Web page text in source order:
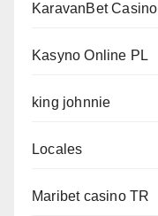
KaravanBet Casino
Kasyno Online PL
king johnnie
Locales
Maribet casino TR